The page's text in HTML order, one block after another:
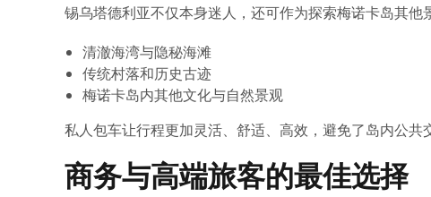
锡乌塔德利亚不仅本身迷人，还可作为探索梅诺卡岛其
清澈海湾与隐秘海滩
传统村落和历史古迹
梅诺卡岛内其他文化与自然景观
私人包车让行程更加灵活、舒适、高效，避免了岛内公共
商务与高端旅客的最佳选择